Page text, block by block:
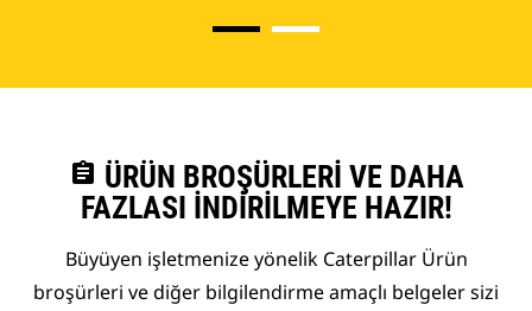
assignment ÜRÜN BROŞÜRLERI VE DAHA
FAZLASI İNDIRILMEYE HAZIR!
Büyüyen işletmenize yönelik Caterpillar Ürün
broşürleri ve diğer bilgilendirme amaçlı belgeler sizi